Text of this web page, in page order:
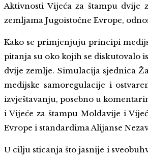
Aktivnosti Vijeća za štampu
zemljama Jugoistočne Evrope,
Kako se primjenjuju principi
pitanja su oko kojih se diskutovalo
dvije zemlje. Simulacija sjednica
medijske samoregulacije i
izvještavanju, posebno u
i Vijeće za štampu Moldavije i
Evrope i standardima Alijanse
U cilju sticanja što jasnije i